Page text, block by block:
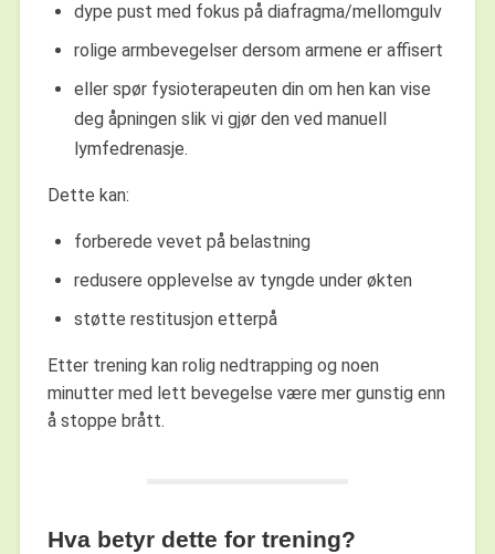
dype pust med fokus på diafragma/mellomgulv
rolige armbevegelser dersom armene er affisert
eller spør fysioterapeuten din om hen kan vise
deg åpningen slik vi gjør den ved manuell
lymfedrenasje.
Dette kan:
forberede vevet på belastning
redusere opplevelse av tyngde under økten
støtte restitusjon etterpå
Etter trening kan rolig nedtrapping og noen
minutter med lett bevegelse være mer gunstig enn
å stoppe brått.
Hva betyr dette for trening?